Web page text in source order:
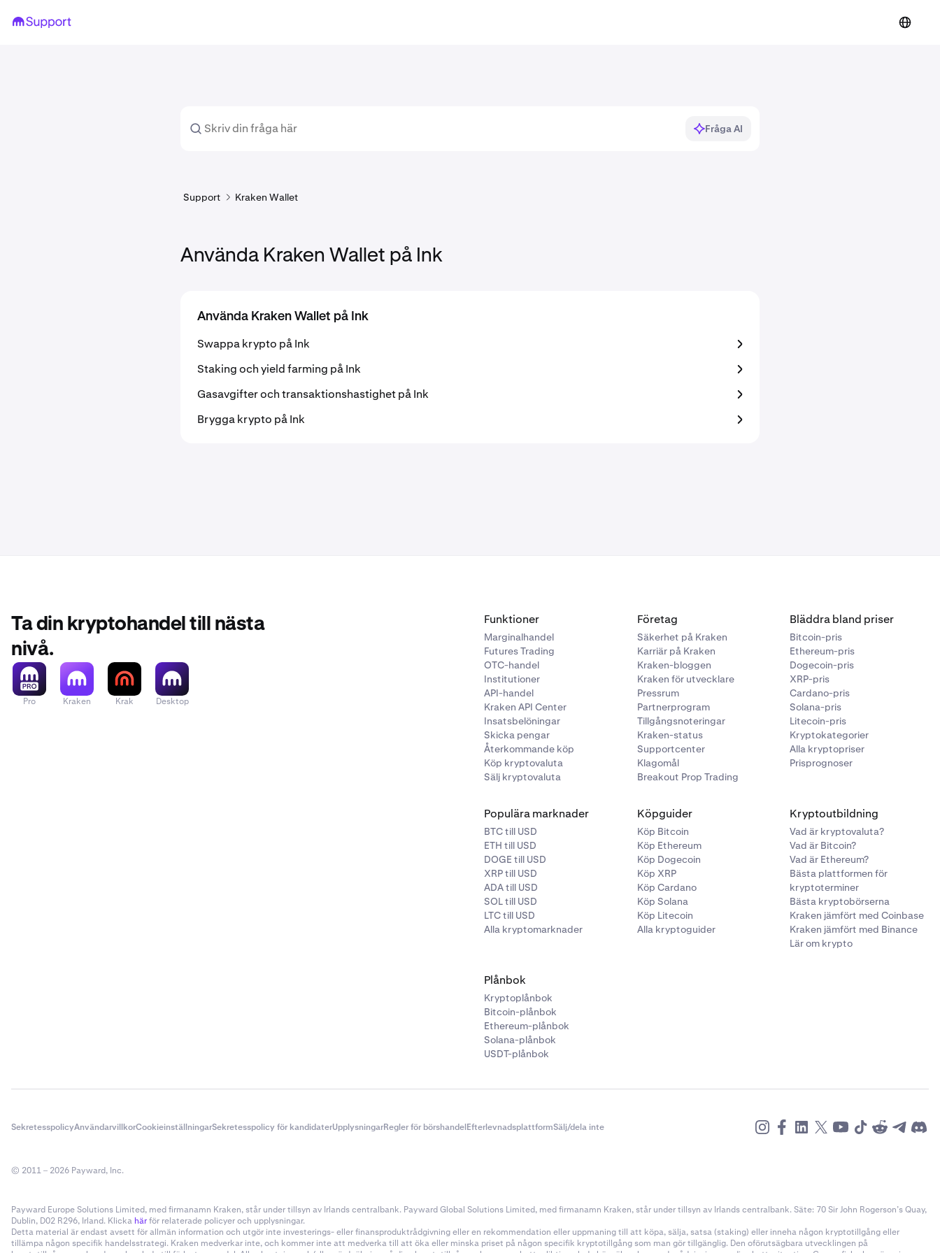
Fråga AI
Support Kraken Wallet
Använda Kraken Wallet på Ink
Använda Kraken Wallet på Ink
Swappa krypto på Ink
Staking och yield farming på Ink
Gasavgifter och transaktionshastighet på Ink
Brygga krypto på Ink
Ta din kryptohandel till nästa
nivå.
Pro Kraken Krak Desktop
Funktioner
Marginalhandel
Futures Trading
OTC-handel
Institutioner
API-handel
Kraken API Center
Insatsbelöningar
Skicka pengar
Återkommande köp
Köp kryptovaluta
Sälj kryptovaluta
Företag
Säkerhet på Kraken
Karriär på Kraken
Kraken-bloggen
Kraken för utvecklare
Pressrum
Partnerprogram
Tillgångsnoteringar
Kraken-status
Supportcenter
Klagomål
Breakout Prop Trading
Bläddra bland priser
Bitcoin-pris
Ethereum-pris
Dogecoin-pris
XRP-pris
Cardano-pris
Solana-pris
Litecoin-pris
Kryptokategorier
Alla kryptopriser
Prisprognoser
Populära marknader
BTC till USD
ETH till USD
DOGE till USD
XRP till USD
ADA till USD
SOL till USD
LTC till USD
Alla kryptomarknader
Köpguider
Köp Bitcoin
Köp Ethereum
Köp Dogecoin
Köp XRP
Köp Cardano
Köp Solana
Köp Litecoin
Alla kryptoguider
Kryptoutbildning
Vad är kryptovaluta?
Vad är Bitcoin?
Vad är Ethereum?
Bästa plattformen för
kryptoterminer
Bästa kryptobörserna
Kraken jämfört med Coinbase
Kraken jämfört med Binance
Lär om krypto
Plånbok
Kryptoplånbok
Bitcoin-plånbok
Ethereum-plånbok
Solana-plånbok
USDT-plånbok
SekretesspolicyAnvändarvillkorCookieinställningarSekretesspolicy för kandidaterUpplysningarRegler för börshandelEfterlevnadsplattformSälj/dela inte
© 2011 – 2026 Payward, Inc.
Payward Europe Solutions Limited, med firmanamn Kraken, står under tillsyn av Irlands centralbank. Payward Global Solutions Limited, med firmanamn Kraken, står under tillsyn av Irlands centralbank. Säte: 70 Sir John Rogerson’s Quay,
Dublin, D02 R296, Irland. Klicka härför relaterade policyer och upplysningar.
Detta material är endast avsett för allmän information och utgör inte investerings- eller finansproduktrådgivning eller en rekommendation eller uppmaning till att köpa, sälja, satsa (staking) eller inneha någon kryptotillgång eller
tillämpa någon specifik handelsstrategi. Kraken medverkar inte, och kommer inte att medverka till att öka eller minska priset på någon specifik kryptotillgång som man gör tillgänglig. Den oförutsägbara utvecklingen på